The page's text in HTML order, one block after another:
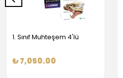
1. Sınıf Muhteşem 4'lü
₺ 7,050.00